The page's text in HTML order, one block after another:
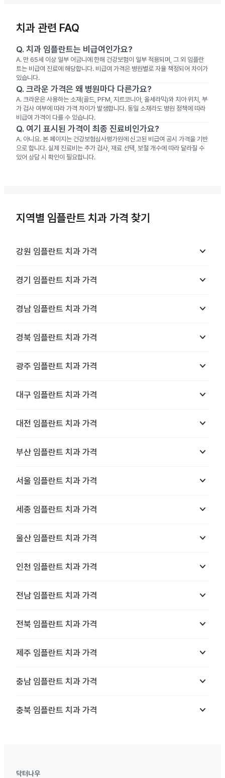
치과 관련 FAQ
Q. 치과 임플란트는 비급여인가요?
A. 만 65세 이상 일부 어금니에 한해 건강보험이 일부 적용되며, 그 외 임플란
트는 비급여 진료에 해당합니다. 비급여 가격은 병원별로 자율 책정되어 차이가
있습니다.
Q. 크라운 가격은 왜 병원마다 다른가요?
A. 크라운은 사용하는 소재(골드, PFM, 지르코니아, 올세라믹)와 치아 위치, 부
가 검사 여부에 따라 가격 차이가 발생합니다. 동일 소재라도 병원 정책에 따라
비급여 가격이 다를 수 있습니다.
Q. 여기 표시된 가격이 최종 진료비인가요?
A. 아니요. 본 페이지는 건강보험심사평가원에 신고된 비급여 공시 가격을 기반
으로 합니다. 실제 진료비는 추가 검사, 재료 선택, 보철 개수에 따라 달라질 수
있어 상담 시 확인이 필요합니다.
지역별 임플란트 치과 가격 찾기
강원 임플란트 치과 가격 keyboard_arrow_down
경기 임플란트 치과 가격 keyboard_arrow_down
경남 임플란트 치과 가격 keyboard_arrow_down
경북 임플란트 치과 가격 keyboard_arrow_down
광주 임플란트 치과 가격 keyboard_arrow_down
대구 임플란트 치과 가격 keyboard_arrow_down
대전 임플란트 치과 가격 keyboard_arrow_down
부산 임플란트 치과 가격 keyboard_arrow_down
서울 임플란트 치과 가격 keyboard_arrow_down
세종 임플란트 치과 가격 keyboard_arrow_down
울산 임플란트 치과 가격 keyboard_arrow_down
인천 임플란트 치과 가격 keyboard_arrow_down
전남 임플란트 치과 가격 keyboard_arrow_down
전북 임플란트 치과 가격 keyboard_arrow_down
제주 임플란트 치과 가격 keyboard_arrow_down
충남 임플란트 치과 가격 keyboard_arrow_down
충북 임플란트 치과 가격 keyboard_arrow_down
닥터나우